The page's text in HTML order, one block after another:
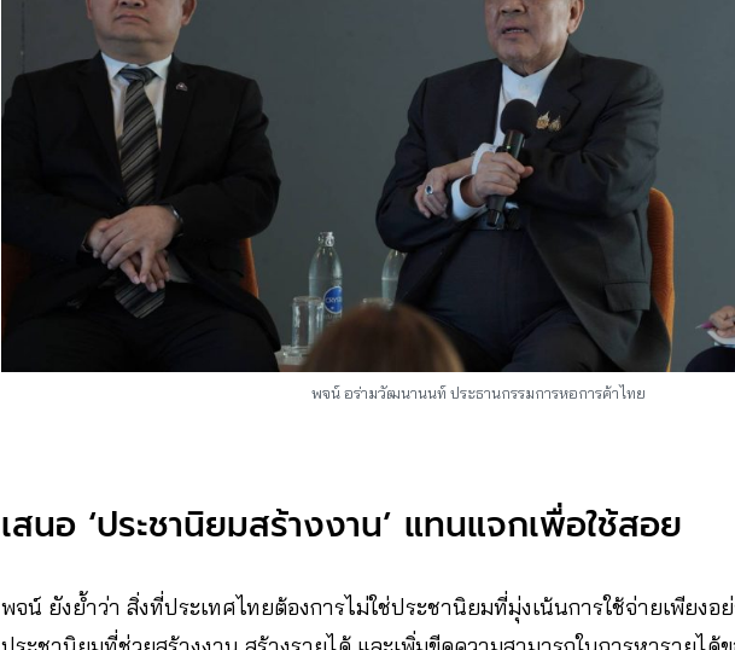
พจน์ อร่ามวัฒนานนท์ ประธานกรรมการหอการค้าไทย
เสนอ ‘ประชานิยมสร้างงาน’ แทนแจกเพื่อใช้สอย
พจน์ ยังย้ำว่า สิ่งที่ประเทศไทยต้องการไม่ใช่ประชานิยมที่มุ่งเน้นการใช้จ่ายเพียงอ